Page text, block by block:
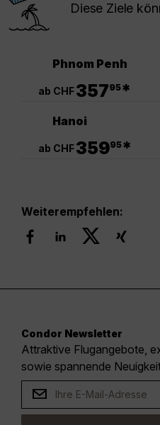
Diese Ziele
Phnom Penh
ab CHF35795*
Hanoi
ab CHF35995*
Weiterempfehlen:
Condor Newsletter
Attraktive Flugangebote,
sowie spannende